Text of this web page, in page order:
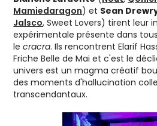
Mamiedaragon) et Sean
Jalsco, Sweet Lovers) tirent leur
expérimentale présente dans
lecracra. Ils rencontrent Elarif
Friche Belle de Mai et c'est le
univers est un magma créatif
des moments d'hallucination
transcendantaux.